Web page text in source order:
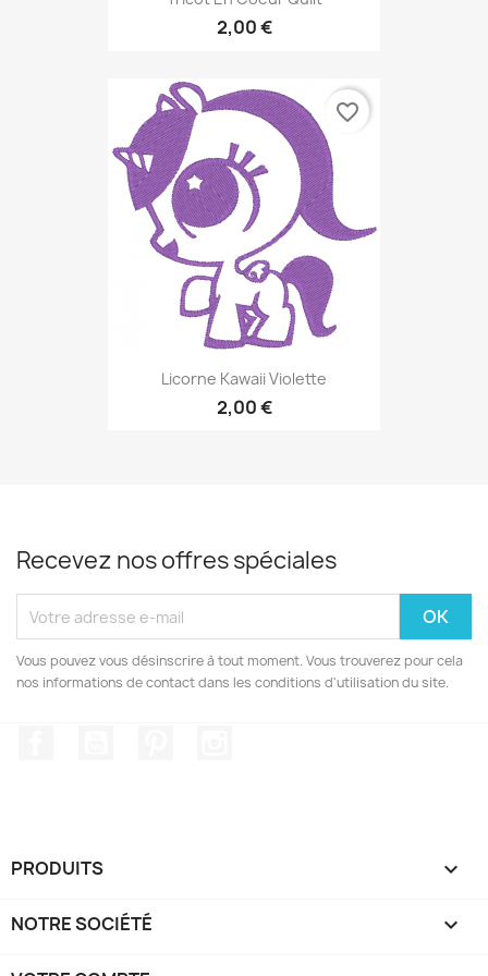
2,00 €
Licorne Kawaii Violette
2,00 €
favorite_border
Recevez nos offres spéciales
Vous pouvez vous désinscrire à tout moment. Vous trouverez pour cela
nos informations de contact dans les conditions d'utilisation du site.
PRODUITS 
NOTRE SOCIÉTÉ 